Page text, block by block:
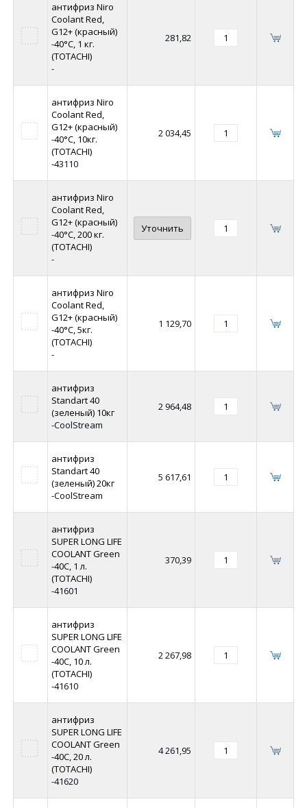
антифриз Niro
Coolant Red,
G12+ (красный)
-40°C, 1 кг.
(TOTACHI)
-
281,82
антифриз Niro
Coolant Red,
G12+ (красный)
-40°C, 10кг.
(TOTACHI)
-43110
2 034,45
антифриз Niro
Coolant Red,
G12+ (красный)
-40°C, 200 кг.
(TOTACHI)
-
Уточнить
антифриз Niro
Coolant Red,
G12+ (красный)
-40°C, 5кг.
(TOTACHI)
-
1 129,70
антифриз
Standart 40
(зеленый) 10кг
-CoolStream
2 964,48
антифриз
Standart 40
(зеленый) 20кг
-CoolStream
5 617,61
антифриз
SUPER LONG LIFE
COOLANT Green
-40C, 1 л.
(TOTACHI)
-41601
370,39
антифриз
SUPER LONG LIFE
COOLANT Green
-40C, 10 л.
(TOTACHI)
-41610
2 267,98
антифриз
SUPER LONG LIFE
COOLANT Green
-40C, 20 л.
(TOTACHI)
-41620
4 261,95